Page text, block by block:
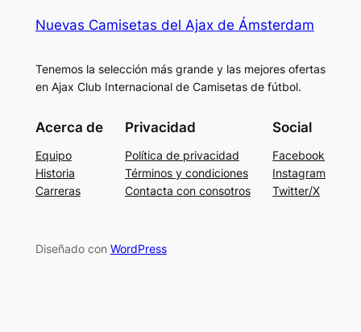
Nuevas Camisetas del Ajax de Ámsterdam
Tenemos la selección más grande y las mejores ofertas
en Ajax Club Internacional de Camisetas de fútbol.
Acerca de
Equipo
Historia
Carreras
Privacidad
Política de privacidad
Términos y condiciones
Contacta con consotros
Social
Facebook
Instagram
Twitter/X
Diseñado con WordPress